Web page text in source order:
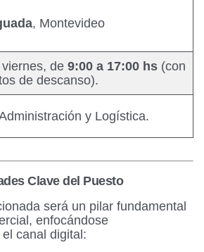
, Montevideo
de 9:00 a 17:00 hs (con
de descanso).
y Logística.
Clave del Puesto
será un pilar fundamental
enfocándose
canal digital: